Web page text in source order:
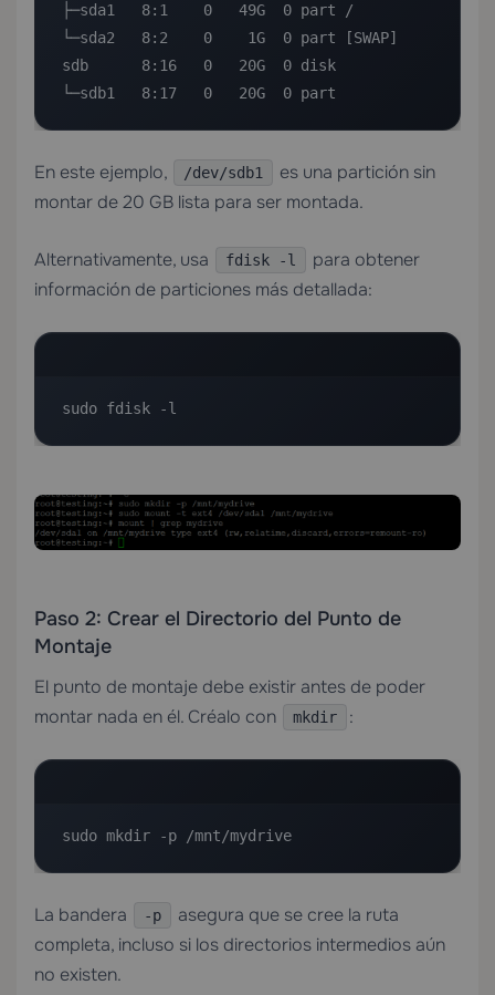
├─sda1   8:1    0   49G  0 part /
└─sda2   8:2    0    1G  0 part [SWAP]
sdb      8:16   0   20G  0 disk
└─sdb1   8:17   0   20G  0 part
En este ejemplo, /dev/sdb1
es una partición sin
montar de 20 GB lista para ser montada.
Alternativamente, usa fdisk -l
para obtener
información de particiones más detallada:
sudo fdisk -l
Paso 2: Crear el Directorio del Punto de
Montaje
El punto de montaje debe existir antes de poder
montar nada en él. Créalo con
mkdir :
sudo mkdir -p /mnt/mydrive
La bandera -p
asegura que se cree la ruta
completa, incluso si los directorios intermedios aún
no existen.